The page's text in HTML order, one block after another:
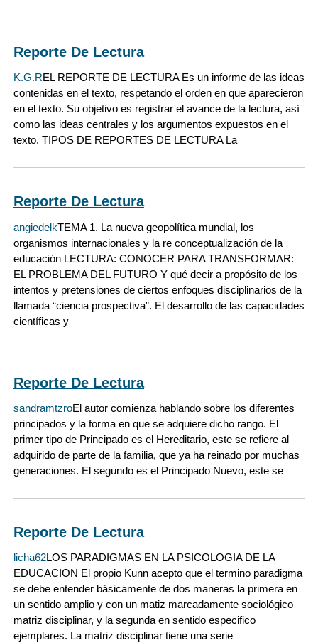
Reporte De Lectura
K.G.REL REPORTE DE LECTURA Es un informe de las ideas
contenidas en el texto, respetando el orden en que aparecieron
en el texto. Su objetivo es registrar el avance de la lectura, así
como las ideas centrales y los argumentos expuestos en el
texto. TIPOS DE REPORTES DE LECTURA La
Reporte De Lectura
angiedelkTEMA 1. La nueva geopolítica mundial, los
organismos internacionales y la re conceptualización de la
educación LECTURA: CONOCER PARA TRANSFORMAR:
EL PROBLEMA DEL FUTURO Y qué decir a propósito de los
intentos y pretensiones de ciertos enfoques disciplinarios de la
llamada “ciencia prospectiva”. El desarrollo de las capacidades
científicas y
Reporte De Lectura
sandramtzroEl autor comienza hablando sobre los diferentes
principados y la forma en que se adquiere dicho rango. El
primer tipo de Principado es el Hereditario, este se refiere al
adquirido de parte de la familia, que ya ha reinado por muchas
generaciones. El segundo es el Principado Nuevo, este se
Reporte De Lectura
licha62LOS PARADIGMAS EN LA PSICOLOGIA DE LA
EDUCACION El propio Kunn acepto que el termino paradigma
se debe entender básicamente de dos maneras la primera en
un sentido amplio y con un matiz marcadamente sociológico
matriz disciplinar, y la segunda en sentido especifico
ejemplares. La matriz disciplinar tiene una serie